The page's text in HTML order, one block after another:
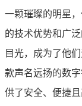
一颗璀璨的明星
的技术优势和广
目光，成为了他
款声名远扬的数
供了安全、便捷